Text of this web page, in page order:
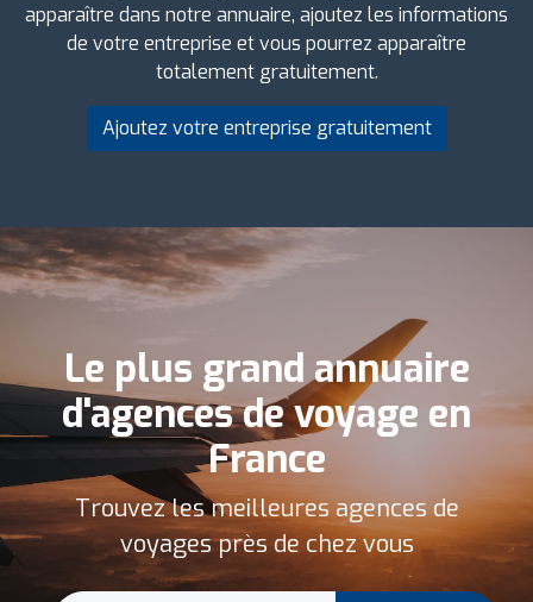
apparaître dans notre annuaire, ajoutez les informations
de votre entreprise et vous pourrez apparaître
totalement gratuitement.
Ajoutez votre entreprise gratuitement
Le plus grand annuaire
d'agences de voyage en
France
Trouvez les meilleures agences de
voyages près de chez vous